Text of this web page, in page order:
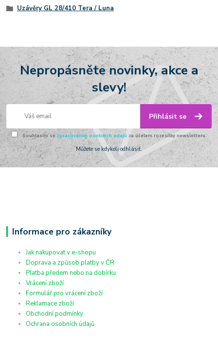
Uzávěry GL 28/410 Tera / Luna
Nepropásněte novinky, akce a
slevy!
Přihlásit se
Souhlasím se zpracováním osobních údajů za účelem rozesílky newsletteru.
Můžete se kdykoli odhlásit.
Informace pro zákazníky
Jak nakupovat v e-shopu
Doprava a způsob platby v ČR
Platba předem nebo na dobírku
Vrácení zboží
Formulář pro vrácení zboží
Reklamace zboží
Obchodní podmínky
Ochrana osobních údajů